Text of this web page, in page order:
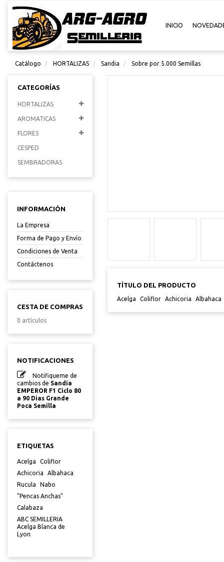
INICIO
Catálogo HORTALIZAS Sandia Sobre por 5.000 Semillas
CATEGORÍAS
HORTALIZAS
AROMATICAS
FLORES
CESPED
SEMBRADORAS
INFORMACIÓN
La Empresa
Forma de Pago y Envío
Condiciones de Venta
Contáctenos
CESTA DE COMPRAS
0 artículos
NOTIFICACIONES
Notifiqueme de
cambios de Sandia
EMPEROR F1 Ciclo 80
a 90 Dias Grande
Poca Semilla
ETIQUETAS
Acelga
Coliflor
Achicoria
Albahaca
Rucula
Nabo
"Pencas Anchas"
Calabaza
ABC SEMILLERIA
Acelga Blanca de
Lyon
TÍTULO DEL PRODUCTO
Acelga Coliflor Achicoria Albahaca